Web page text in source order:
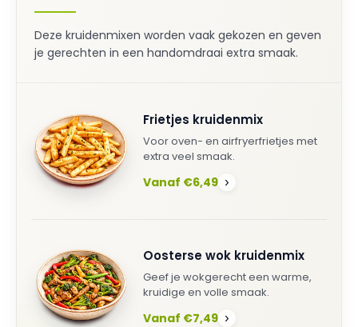
Deze kruidenmixen worden vaak gekozen en geven
je gerechten in een handomdraai extra smaak.
Frietjes kruidenmix
Voor oven- en airfryerfrietjes met
extra veel smaak.
Vanaf €6,49 ›
Oosterse wok kruidenmix
Geef je wokgerecht een warme,
kruidige en volle smaak.
Vanaf €7,49 ›